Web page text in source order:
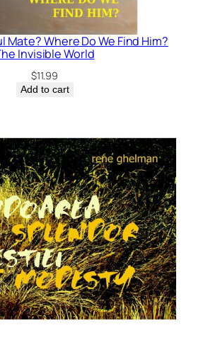
Mate? Where Do We Find Him?
Invisible World
$11.99
Add to cart